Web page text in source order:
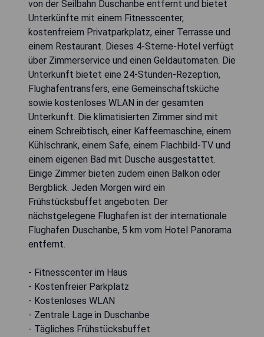
von der Seilbahn Duschanbe entfernt und bietet
Unterkünfte mit einem Fitnesscenter,
kostenfreiem Privatparkplatz, einer Terrasse und
einem Restaurant. Dieses 4-Sterne-Hotel verfügt
über Zimmerservice und einen Geldautomaten. Die
Unterkunft bietet eine 24-Stunden-Rezeption,
Flughafentransfers, eine Gemeinschaftsküche
sowie kostenloses WLAN in der gesamten
Unterkunft. Die klimatisierten Zimmer sind mit
einem Schreibtisch, einer Kaffeemaschine, einem
Kühlschrank, einem Safe, einem Flachbild-TV und
einem eigenen Bad mit Dusche ausgestattet.
Einige Zimmer bieten zudem einen Balkon oder
Bergblick. Jeden Morgen wird ein
Frühstücksbuffet angeboten. Der
nächstgelegene Flughafen ist der internationale
Flughafen Duschanbe, 5 km vom Hotel Panorama
entfernt.
- Fitnesscenter im Haus
- Kostenfreier Parkplatz
- Kostenloses WLAN
- Zentrale Lage in Duschanbe
- Tägliches Frühstücksbuffet